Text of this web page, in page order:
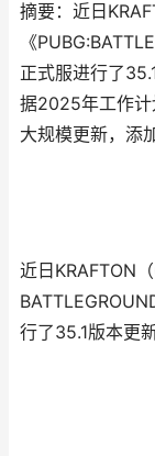
摘要：近日
《
正式服进行了
据2025年工作计
大规模更新，添
近日KRAFTON
行了35.1版本更新